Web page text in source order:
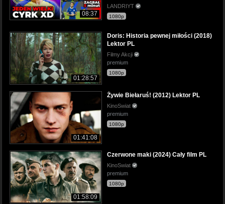
08:37
LANDRIYT
1080p
01:28:57
Doris: Historia pewnej miłości (2018)
Lektor PL
Filmy Akcji
premium
1080p
01:41:08
Żywie Biełaruś! (2012) Lektor PL
KinoSwiat
premium
1080p
01:58:09
Czerwone maki (2024) Cały film PL
KinoSwiat
premium
1080p